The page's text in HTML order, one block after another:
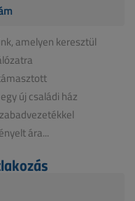
amelyen keresztül
új családi ház
ára...